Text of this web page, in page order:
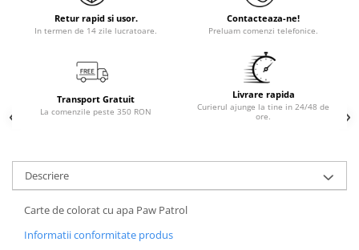
Retur rapid si usor.
In termen de 14 zile lucratoare.
Contacteaza-ne!
Preluam comenzi telefonice.
Transport Gratuit
La comenzile peste 350 RON
Livrare rapida
Curierul ajunge la tine in 24/48 de
ore.
Descriere
Carte de colorat cu apa Paw Patrol
Informatii conformitate produs